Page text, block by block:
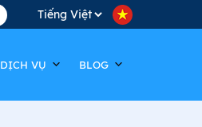
Choose
language
DỊCH VỤ BLOG